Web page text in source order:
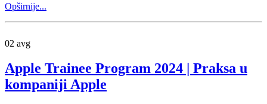
Opširnije...
02 avg
Apple Trainee Program 2024 | Praksa u
kompaniji Apple